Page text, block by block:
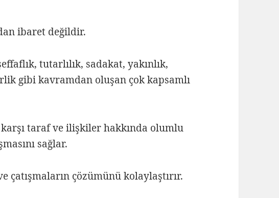
ibaret değildir.
tutarlılık, sadakat, yakınlık,
gibi kavramdan oluşan çok kapsamlı
taraf ve ilişkiler hakkında olumlu
sağlar.
çatışmaların çözümünü kolaylaştırır.